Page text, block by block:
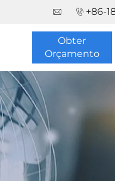
+86-
Obter
Orçamento